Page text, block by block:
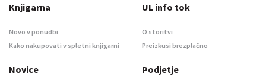
Knjigarna
Novo v ponudbi
Kako nakupovati v spletni knjigarni
UL info tok
O storitvi
Preizkusi brezplačno
Novice Podjetje